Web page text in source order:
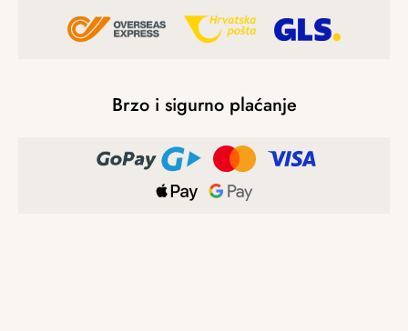
Brzo i sigurno plaćanje